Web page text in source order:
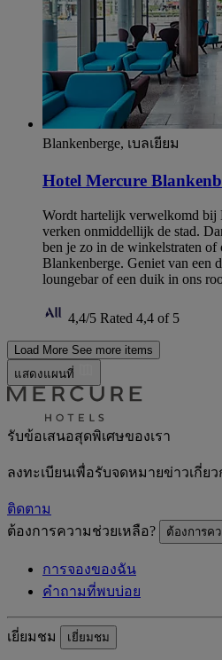
Blankenberge, เบลเยียม
Hotel Mercure
Wordt hartelijk verwelkomd bij
verken onmiddellijk de stad.
ben je zo in de winkelstraten of
Blankenberge. Geniet van een
loungebar of een duik in ons
4,4/5 Rated 4,4 of 5
Load More See more items
แสดงแผนที่
รับข้อเสนอสุดพิเศษของเรา
ลงทะเบียนเพื่อรับจดหมายข่าวเกี่ย
ติดตาม
ต้องการความช่วยเหลือ?
ต้องการค
การจองของฉัน
คำถามที่พบบ่อย
เยี่ยมชม เยี่ยมชม